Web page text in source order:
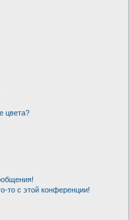
цвета?
то с этой конференции!